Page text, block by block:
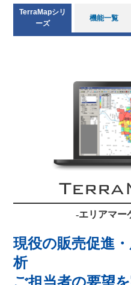
TerraMapシリ
ーズ
機能一覧
-エリアマー
現役の販売促進
析